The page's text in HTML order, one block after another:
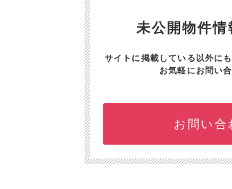
未公開物件情
サイトに掲載している以外に
お気軽にお問い
お問い合